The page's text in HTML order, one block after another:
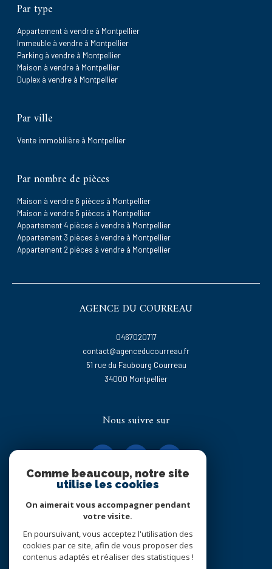
Par type
Appartement à vendre à Montpellier
Immeuble à vendre à Montpellier
Parking à vendre à Montpellier
Maison à vendre à Montpellier
Duplex à vendre à Montpellier
Par ville
Vente immobilière à Montpellier
Par nombre de pièces
Maison à vendre 6 pièces à Montpellier
Maison à vendre 5 pièces à Montpellier
Appartement 4 pièces à vendre à Montpellier
Appartement 3 pièces à vendre à Montpellier
Appartement 2 pièces à vendre à Montpellier
AGENCE DU COURREAU
0467020717
contact@agenceducourreau.fr
51 rue du Faubourg Courreau
34000
montpellier
Nous suivre sur
Adhérents
Comme beaucoup, notre site
utilise les cookies
On aimerait vous accompagner pendant
votre visite.
En poursuivant, vous acceptez l'utilisation des
cookies par ce site, afin de vous proposer des
contenus adaptés et réaliser des statistiques !